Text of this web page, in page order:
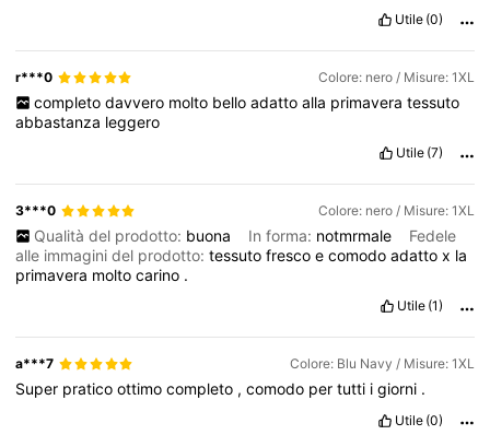
Utile (0)
r***0 Colore: nero / Misure: 1XL
completo davvero molto bello adatto alla primavera tessuto
abbastanza leggero
Utile (7)
3***0 Colore: nero / Misure: 1XL
Qualità del prodotto: buona In forma: notmrmale
Fedele
alle immagini del prodotto:tessutofrescoecomodoadattox la
primavera moltocarino .
Utile (1)
a***7 Colore: Blu Navy / Misure: 1XL
Super praticoottimocompleto ,comodo pertutti igiorni .
Utile (0)